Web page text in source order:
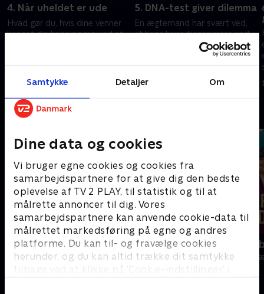
Samtykke Detaljer Om
Dine data og cookies
Vi bruger egne cookies og cookies fra
samarbejdspartnere for at give dig den bedste
oplevelse af TV 2 PLAY, til statistik og til at
målrette annoncer til dig. Vores
samarbejdspartnere kan anvende cookie-data til
målrettet markedsføring på egne og andres
platforme. Du kan til- og fravælge cookies
herunder, og du kan altid trække dit samtykke
tilbage ved at klikke på ’Cookie-indstillinger’ i
4. Når uheldet er ude
Hvad gør du, hvis dine venner
har set din kone nøgen ved et
blevet for tyk? Det svarer
panelet på.
5. DNA-test giver dilemma
En ægtemand har svært ved,
at hans kone tjener mere end
ham, og så har en kvinde
fundet sin halvbror i Bolivia -
fordi hendes far har haft en
affære.
Andre så også
Danmarks dummeste
TV-Shows • 1 sæsoner
Jo færre jo
TV-Shows • 9